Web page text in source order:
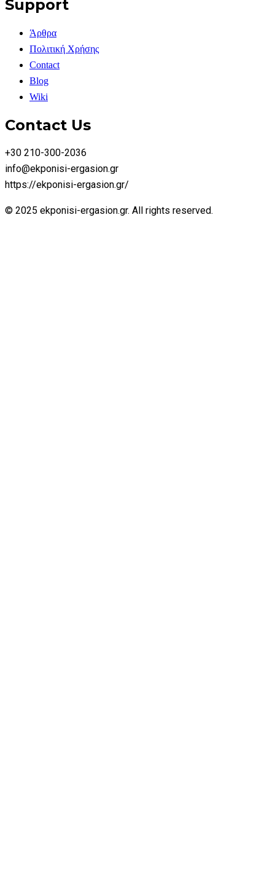
Support
Άρθρα
Πολιτική Χρήσης
Contact
Blog
Wiki
Contact Us
+30 210-300-2036
info@ekponisi-ergasion.gr
https://ekponisi-ergasion.gr/
© 2025 ekponisi-ergasion.gr. All rights reserved.